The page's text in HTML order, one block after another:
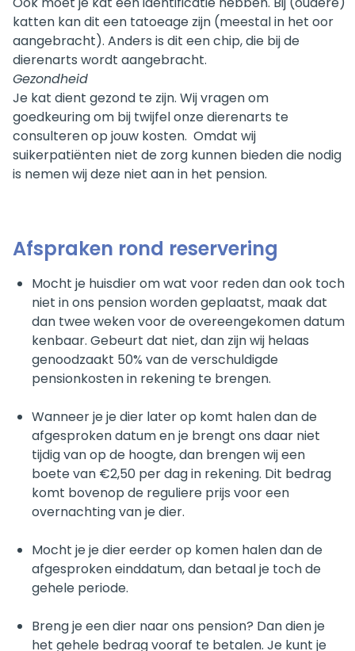
katten kan dit een tatoeage zijn (meestal in het oor
aangebracht). Anders is dit een chip, die bij de
dierenarts wordt aangebracht.
Gezondheid
Je kat dient gezond te zijn. Wij vragen om
goedkeuring om bij twijfel onze dierenarts te
consulteren op jouw kosten. Omdat wij
suikerpatiënten niet de zorg kunnen bieden die nodig
is nemen wij deze niet aan in het pension.
Afspraken rond reservering
Mocht je huisdier om wat voor reden dan ook toch
niet in ons pension worden geplaatst, maak dat
dan twee weken voor de overeengekomen datum
kenbaar. Gebeurt dat niet, dan zijn wij helaas
genoodzaakt 50% van de verschuldigde
pensionkosten in rekening te brengen.
Wanneer je je dier later op komt halen dan de
afgesproken datum en je brengt ons daar niet
tijdig van op de hoogte, dan brengen wij een
boete van €2,50 per dag in rekening. Dit bedrag
komt bovenop de reguliere prijs voor een
overnachting van je dier.
Mocht je je dier eerder op komen halen dan de
afgesproken einddatum, dan betaal je toch de
gehele periode.
Breng je een dier naar ons pension? Dan dien je
het gehele bedrag vooraf te betalen. Je kunt je